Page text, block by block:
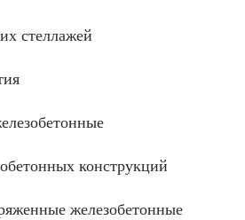
стеллажей
конструкций
железобетонные